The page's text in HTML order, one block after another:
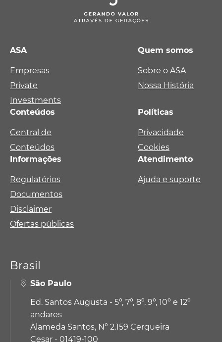
ASA
Empresas
Private
Investments
Quem somos
Sobre o ASA
Nossa História
Conteúdos
Central de
Conteúdos
Políticas
Privacidade
Cookies
Informações
Regulatórios
Documentos
Disclaimer
Ofertas públicas
Atendimento
Ajuda e suporte
Brasil
São Paulo
Ed. Santos Augusta - 5º, 7º, 8º, 9º, 10º e 12º
andares
Alameda Santos, N° 2.159 Cerqueira
Cesar - 01419-100